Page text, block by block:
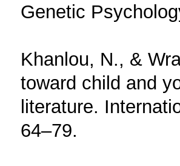
Genetic
Khanlou, N., &
toward child and
literature.
64–79.